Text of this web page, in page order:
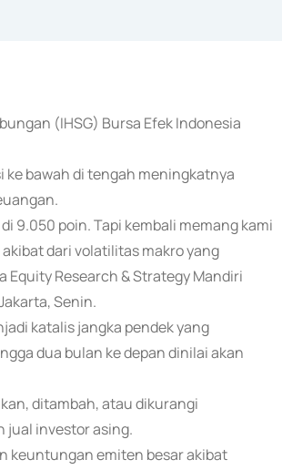
(IHSG) Bursa Efek Indonesia
bawah di tengah meningkatnya
9.050 poin. Tapi kembali memang kami
dari volatilitas makro yang
Equity Research & Strategy Mandiri
Senin.
katalis jangka pendek yang
dua bulan ke depan dinilai akan
ditambah, atau dikurangi
jual investor asing.
keuntungan emiten besar akibat